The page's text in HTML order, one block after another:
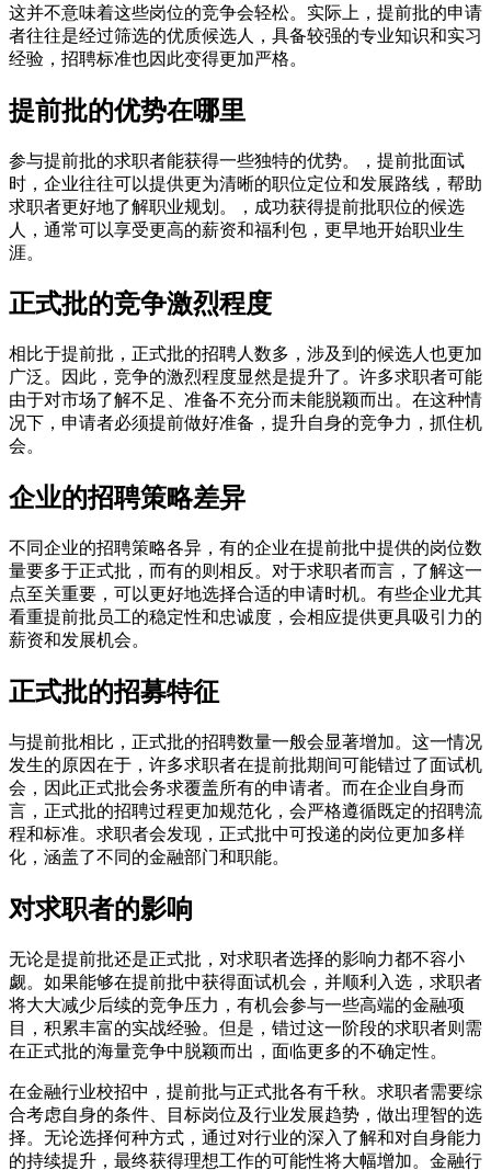
这并不意味着这些岗位的竞争会轻松。实际上，提前批的申请
者往往是经过筛选的优质候选人，具备较强的专业知识和实习
经验，招聘标准也因此变得更加严格。
提前批的优势在哪里
参与提前批的求职者能获得一些独特的优势。，提前批面试
时，企业往往可以提供更为清晰的职位定位和发展路线，帮助
求职者更好地了解职业规划。，成功获得提前批职位的候选
人，通常可以享受更高的薪资和福利包，更早地开始职业生
涯。
正式批的竞争激烈程度
相比于提前批，正式批的招聘人数多，涉及到的候选人也更加
广泛。因此，竞争的激烈程度显然是提升了。许多求职者可能
由于对市场了解不足、准备不充分而未能脱颖而出。在这种情
况下，申请者必须提前做好准备，提升自身的竞争力，抓住机
会。
企业的招聘策略差异
不同企业的招聘策略各异，有的企业在提前批中提供的岗位数
量要多于正式批，而有的则相反。对于求职者而言，了解这一
点至关重要，可以更好地选择合适的申请时机。有些企业尤其
看重提前批员工的稳定性和忠诚度，会相应提供更具吸引力的
薪资和发展机会。
正式批的招募特征
与提前批相比，正式批的招聘数量一般会显著增加。这一情况
发生的原因在于，许多求职者在提前批期间可能错过了面试机
会，因此正式批会务求覆盖所有的申请者。而在企业自身而
言，正式批的招聘过程更加规范化，会严格遵循既定的招聘流
程和标准。求职者会发现，正式批中可投递的岗位更加多样
化，涵盖了不同的金融部门和职能。
对求职者的影响
无论是提前批还是正式批，对求职者选择的影响力都不容小
觑。如果能够在提前批中获得面试机会，并顺利入选，求职者
将大大减少后续的竞争压力，有机会参与一些高端的金融项
目，积累丰富的实战经验。但是，错过这一阶段的求职者则需
在正式批的海量竞争中脱颖而出，面临更多的不确定性。
在金融行业校招中，提前批与正式批各有千秋。求职者需要综
合考虑自身的条件、目标岗位及行业发展趋势，做出理智的选
择。无论选择何种方式，通过对行业的深入了解和对自身能力
的持续提升，最终获得理想工作的可能性将大幅增加。金融行